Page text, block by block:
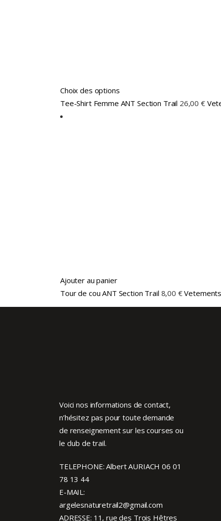
Choix des optionsCe
produit
Tee-Shirt Femme ANT Section Trail 26,00€
Ajouter au panier
Tour de cou ANT Section Trail 8,00 €Vetements
Voici nos informations de contact,
n’hésitez pas pour toute demande
de renseignement sur les courses ou
le club de trail.
TELEPHONE: Albert AURIACH 06 01
78 13 44
E-MAIL:
argelesnaturetrail2@gmail.com
ADRESSE: 11, rue des Trois Hêtres